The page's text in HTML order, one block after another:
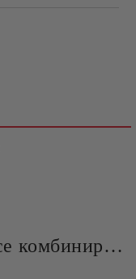
Продукта е подобен или се комбинира добре и със следните продукти :